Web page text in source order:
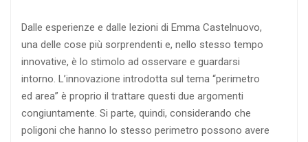
Dalle esperienze e dalle lezioni di Emma Castelnuovo,
una delle cose più sorprendenti e, nello stesso tempo
innovative, è lo stimolo ad osservare e guardarsi
intorno. L’innovazione introdotta sul tema “perimetro
ed area” è proprio il trattare questi due argomenti
congiuntamente. Si parte, quindi, considerando che
poligoni che hanno lo stesso perimetro possono avere